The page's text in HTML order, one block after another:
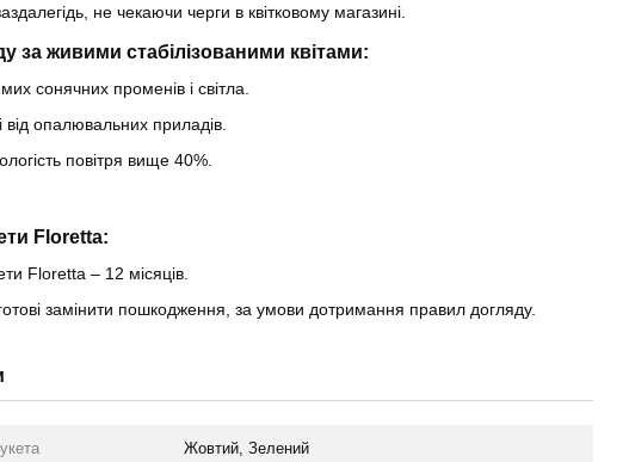
не чекаючи черги в квітковому магазині.
за живими стабілізованими квітами:
сонячних променів і світла.
опалювальних приладів.
повітря вище 40%.
Floretta:
Floretta – 12 місяців.
замінити пошкодження, за умови дотримання правил догляду.
Жовтий, Зелений